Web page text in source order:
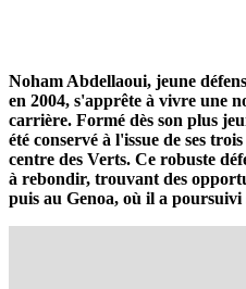
Noham Abdellaoui, jeune
en 2004, s'apprête à vivre une
carrière. Formé dès son plus
été conservé à l'issue de ses
centre des Verts. Ce robuste
à rebondir, trouvant des
puis au Genoa, où il a poursuivi